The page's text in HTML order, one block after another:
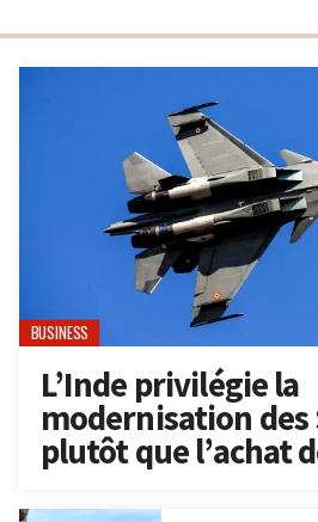
BUSINESS
L’Inde privilégie la
modernisation des
plutôt que l’achat